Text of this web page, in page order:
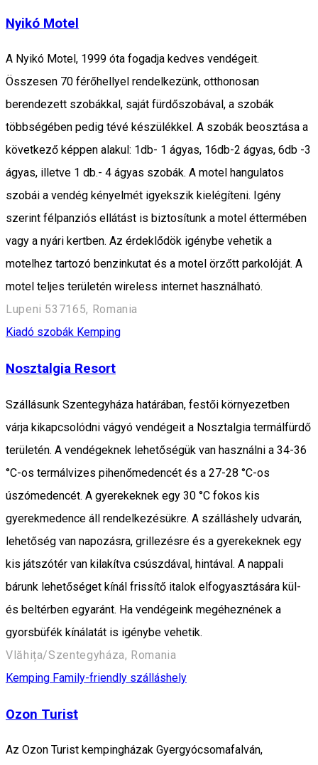
Nyikó Motel
A Nyikó Motel, 1999 óta fogadja kedves vendégeit.
Összesen 70 férőhellyel rendelkezünk, otthonosan
berendezett szobákkal, saját fürdőszobával, a szobák
többségében pedig tévé készülékkel. A szobák beosztása a
következő képpen alakul: 1db- 1 ágyas, 16db-2 ágyas, 6db -3
ágyas, illetve 1 db.- 4 ágyas szobák. A motel hangulatos
szobái a vendég kényelmét igyekszik kielégíteni. Igény
szerint félpanziós ellátást is biztosítunk a motel éttermében
vagy a nyári kertben. Az érdeklődök igénybe vehetik a
motelhez tartozó benzinkutat és a motel örzőtt parkolóját. A
motel teljes területén wireless internet használható.
Lupeni 537165, Romania
Kiadó szobák Kemping
Nosztalgia Resort
Szállásunk Szentegyháza határában, festői környezetben
várja kikapcsolódni vágyó vendégeit a Nosztalgia termálfürdő
területén. A vendégeknek lehetőségük van használni a 34-36
°C-os termálvizes pihenőmedencét és a 27-28 °C-os
úszómedencét. A gyerekeknek egy 30 °C fokos kis
gyerekmedence áll rendelkezésükre. A szálláshely udvarán,
lehetőség van napozásra, grillezésre és a gyerekeknek egy
kis játszótér van kilakítva csúszdával, hintával. A nappali
bárunk lehetőséget kínál frissítő italok elfogyasztására kül-
és beltérben egyaránt. Ha vendégeink megéheznének a
gyorsbüfék kínálatát is igénybe vehetik.
Vlăhița/Szentegyháza, Romania
Kemping Family-friendly szálláshely
Ozon Turist
Az Ozon Turist kempingházak Gyergyócsomafalván,